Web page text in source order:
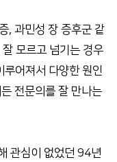
, 과민성 장 증후군 같
모르고 넘기는 경우
루어져서 다양한 원인
전문의를 잘 만나는
관심이 없었던 94년